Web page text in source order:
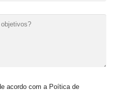
acordo com a Poítica de